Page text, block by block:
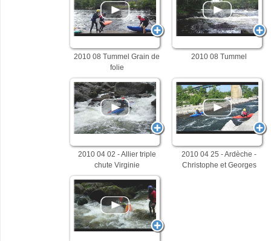
2010 08 Tummel Grain de
folie
2010 08 Tummel
2010 04 02 - Allier triple
chute Virginie
2010 04 25 - Ardèche -
Christophe et Georges